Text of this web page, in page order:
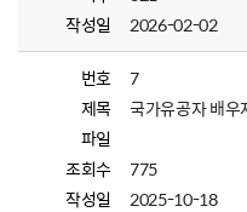
작성일
2026-02-02
번호
7
제목
국가유공자 배우
파일
조회수
775
작성일
2025-10-18